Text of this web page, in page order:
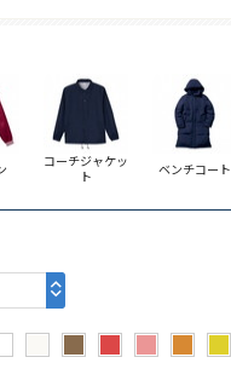
コーチジャケッ
ト
ベンチコート